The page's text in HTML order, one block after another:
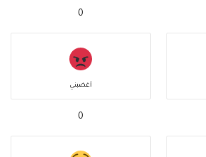
0
أغضبني
0